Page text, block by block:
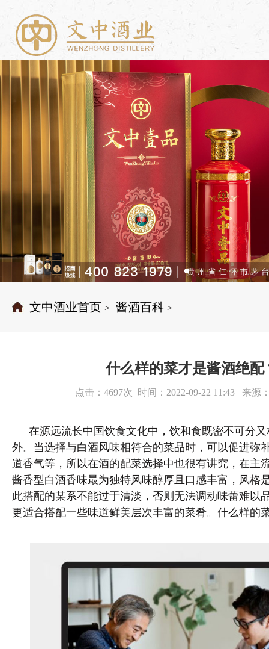
文中酒业首页 > 酱酒百科 >
什么样的菜才是酱酒绝配
点击：4697次 时间：2022-09-22 11:43 来源
在源远流长中国饮食文化中，饮和食既密不可分
外。当选择与白酒风味相符合的菜品时，可以促进弥
道香气等，所以在酒的配菜选择中也很有讲究，在主
酱香型白酒香味最为独特风味醇厚且口感丰富，风格
此搭配的某系不能过于清淡， 否则无法调动味蕾难以
更适合搭配一些味道鲜美层次丰富的菜肴。 什么样的